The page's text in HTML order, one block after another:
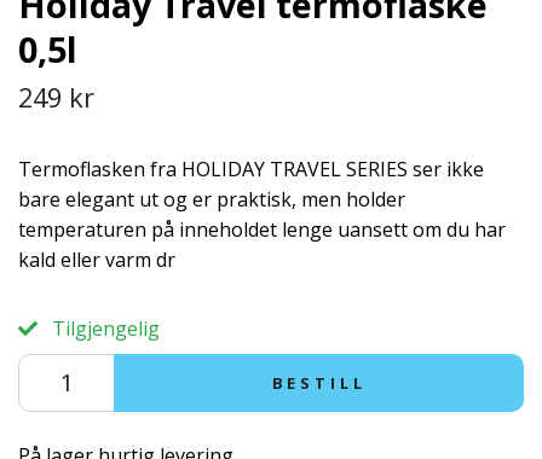
0,5l
249 kr
Termoflasken fra HOLIDAY TRAVEL SERIES ser ikke
bare elegant ut og er praktisk, men holder
temperaturen på inneholdet lenge uansett om du har
kald eller varm dr
Tilgjengelig
BESTILL